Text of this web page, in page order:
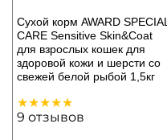
Сухой корм AWARD SPECIAL
CARE Sensitive Skin&Coat
для взрослых кошек для
здоровой кожи и шерсти со
свежей белой рыбой 1,5кг
9 отзывов